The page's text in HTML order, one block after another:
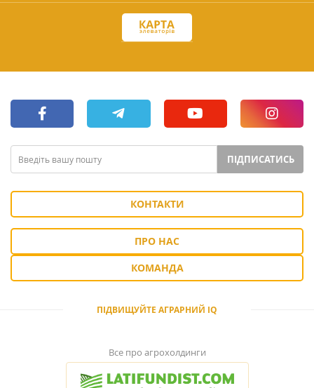
ПІДПИСАТИСЬ
КОНТАКТИ
ПРО НАС
КОМАНДА
ПІДВИЩУЙТЕ АГРАРНИЙ IQ
Все про агрохолдинги